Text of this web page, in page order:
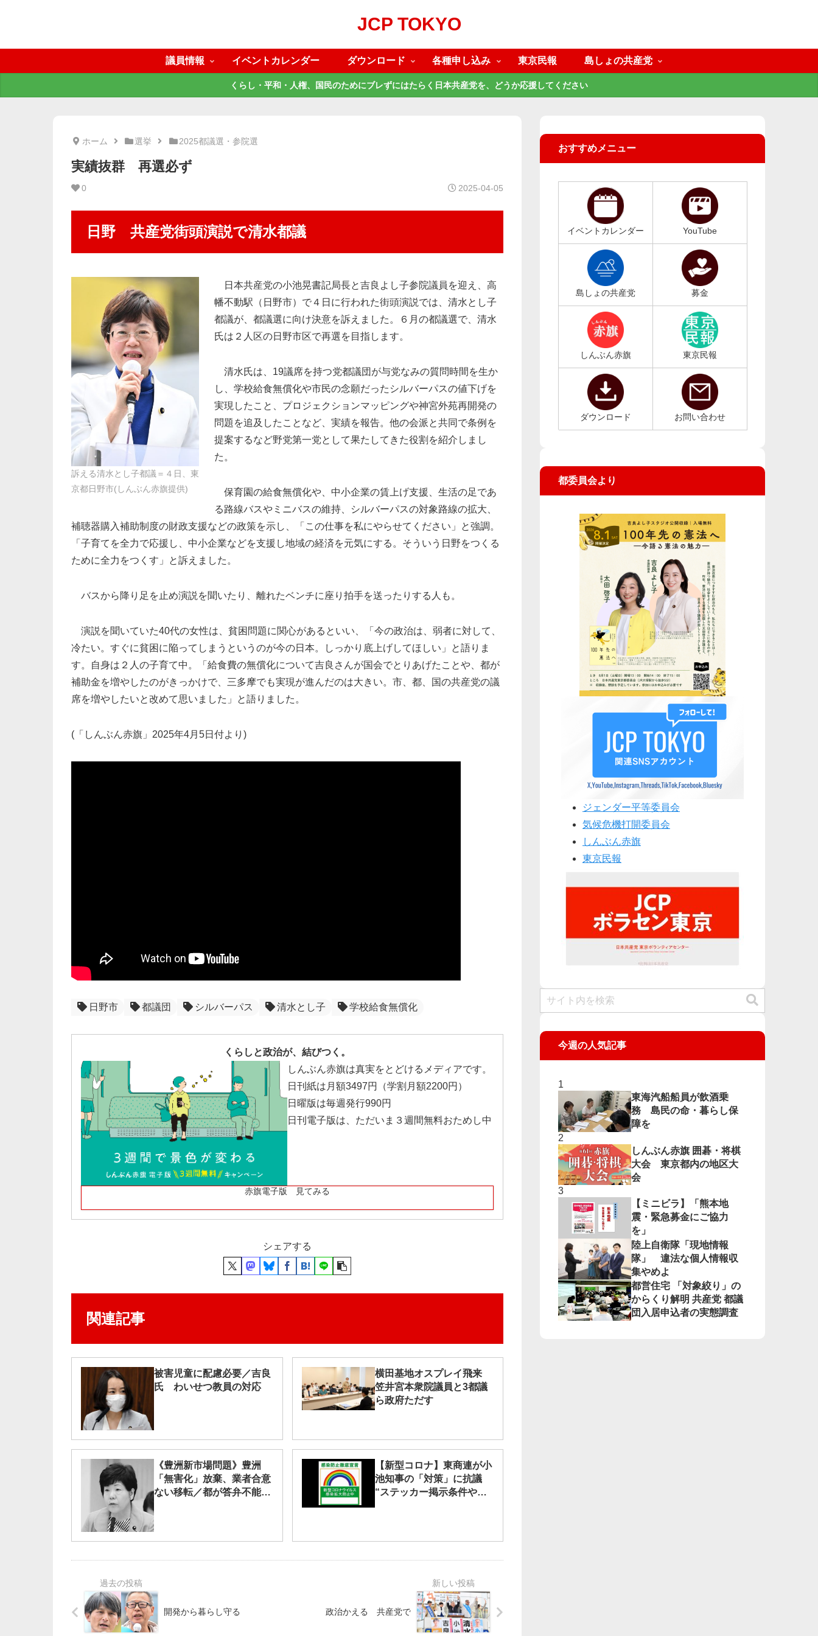
JCP TOKYO
議員情報 イベントカレンダー ダウンロード 各種申し込み 東京民報 島しょの共産党
くらし・平和・人権、国民のためにブレずにはたらく日本共産党を、どうか応援してください
ホーム 選挙 2025都議選・参院選
実績抜群 再選必ず
0 2025-04-05
日野 共産党街頭演説で清水都議
訴える清水とし子都議＝４日、東
京都日野市(しんぶん赤旗提供)
日本共産党の小池晃書記局長と吉良よし子参院議員を迎え、高
幡不動駅（日野市）で４日に行われた街頭演説では、清水とし子
都議が、都議選に向け決意を訴えました。６月の都議選で、清水
氏は２人区の日野市区で再選を目指します。
清水氏は、19議席を持つ党都議団が与党なみの質問時間を生か
し、学校給食無償化や市民の念願だったシルバーパスの値下げを
実現したこと、プロジェクションマッピングや神宮外苑再開発の
問題を追及したことなど、実績を報告。他の会派と共同で条例を
提案するなど野党第一党として果たしてきた役割を紹介しまし
た。
保育園の給食無償化や、中小企業の賃上げ支援、生活の足であ
る路線バスやミニバスの維持、シルバーパスの対象路線の拡大、
補聴器購入補助制度の財政支援などの政策を示し、「この仕事を私にやらせてください」と強調。
「子育てを全力で応援し、中小企業などを支援し地域の経済を元気にする。そういう日野をつくる
ために全力をつくす」と訴えました。
バスから降り足を止め演説を聞いたり、離れたベンチに座り拍手を送ったりする人も。
演説を聞いていた40代の女性は、貧困問題に関心があるといい、「今の政治は、弱者に対して、
冷たい。すぐに貧困に陥ってしまうというのが今の日本。しっかり底上げしてほしい」と語りま
す。自身は２人の子育て中。「給食費の無償化について吉良さんが国会でとりあげたことや、都が
補助金を増やしたのがきっかけで、三多摩でも実現が進んだのは大きい。市、都、国の共産党の議
席を増やしたいと改めて思いました」と語りました。
(「しんぶん赤旗」2025年4月5日付より)
日野市 都議団 シルバーパス 清水とし子 学校給食無償化
くらしと政治が、結びつく。
しんぶん赤旗は真実をとどけるメディアです。
日刊紙は月額3497円（学割月額2200円）
日曜版は毎週発行990円
日刊電子版は、ただいま３週間無料おためし中
赤旗電子版 見てみる
シェアする
関連記事
被害児童に配慮必要／吉良
氏 わいせつ教員の対応
横田基地オスプレイ飛来
笠井宮本衆院議員と3都議
ら政府ただす
《豊洲新市場問題》豊洲
「無害化」放棄、業者合意
ない移転／都が答弁不能
【新型コロナ】東商連が小
池知事の「対策」に抗議
“ステッカー掲示条件やめ
よ”
開発から暮らし守る 政治かえる 共産党で
おすすめメニュー
イベントカレンダー YouTube
島しょの共産党 募金
しんぶん赤旗 東京民報
ダウンロード お問い合わせ
都委員会より
ジェンダー平等委員会
気候危機打開委員会
しんぶん赤旗
東京民報
今週の人気記事
東海汽船船員が飲酒乗
務 島民の命・暮らし保
障を
しんぶん赤旗 囲碁・将棋
大会 東京都内の地区大
会
【ミニビラ】「熊本地
震・緊急募金にご協力
を」
陸上自衛隊「現地情報
隊」 違法な個人情報収
集やめよ
都営住宅 「対象絞り」の
からくり解明 共産党 都議
団入居申込者の実態調査